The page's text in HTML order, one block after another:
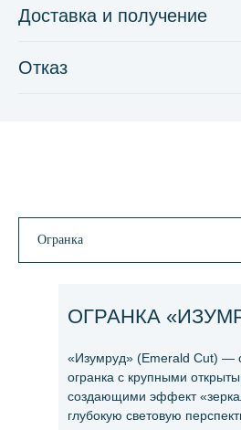
Доставка и получение
Отказ
«Изумруд» (Emerald Cut) —
огранка с крупными
создающими эффект
глубокую световую
ОГРАНКА